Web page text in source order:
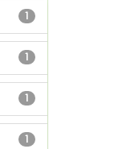
1
1
1
1